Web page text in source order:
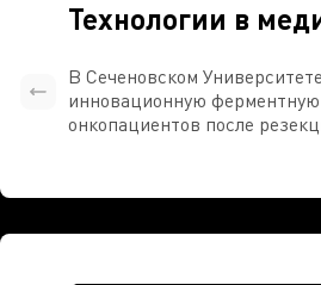
Технологии в
В Сеченовском
инновационную
онкопациентов после